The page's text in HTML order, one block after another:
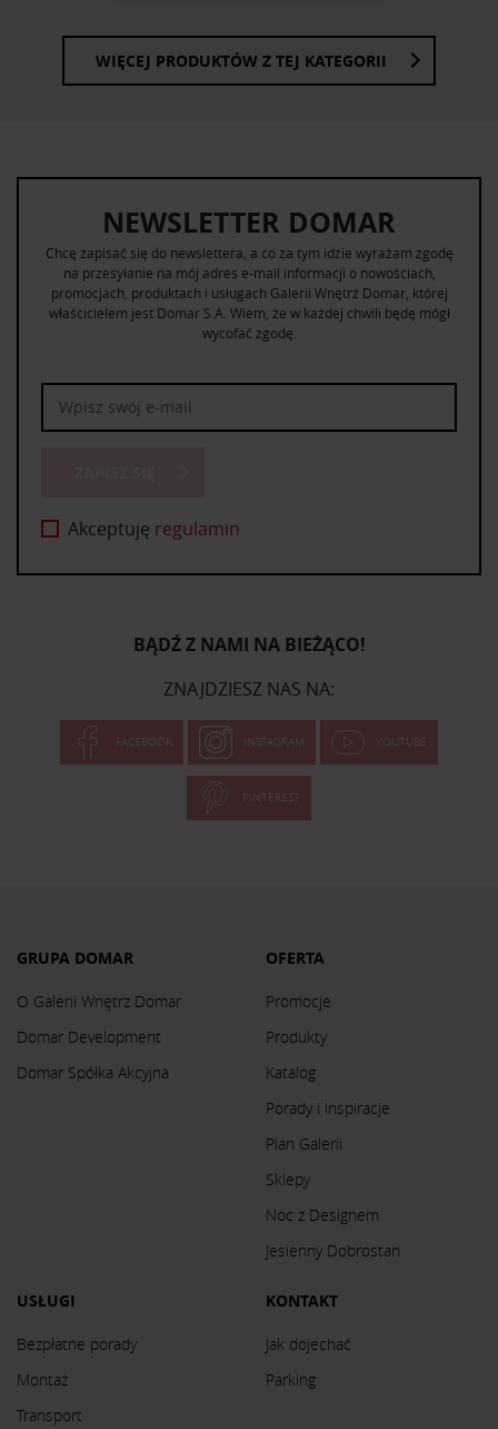
WIĘCEJ PRODUKTÓW Z TEJ KATEGORII
NEWSLETTER DOMAR
Chcę zapisać się do newslettera, a co za tym idzie wyrażam zgodę
na przesyłanie na mój adres e-mail informacji o nowościach,
promocjach, produktach i usługach Galerii Wnętrz Domar, której
właścicielem jest Domar S.A. Wiem, że w każdej chwili będę mógł
wycofać zgodę.
Akceptuję regulamin
BĄDŹ Z NAMI NA BIEŻĄCO!
ZNAJDZIESZ NAS NA:
FACEBOOK INSTAGRAM YOUTUBE
PINTEREST
GRUPA DOMAR
O Galerii Wnętrz Domar
Domar Development
Domar Spółka Akcyjna
OFERTA
Promocje
Produkty
Katalog
Porady i inspiracje
Plan Galerii
Sklepy
Noc z Designem
Jesienny Dobrostan
USŁUGI
Bezpłatne porady
Montaż
Transport
KONTAKT
Jak dojechać
Parking